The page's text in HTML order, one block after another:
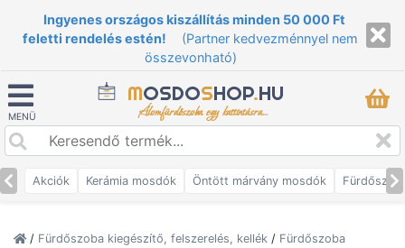
Ingyenes országos kiszállítás minden 50 000 Ft
feletti rendelés estén!
(Partner kedvezménnyel nem
összevonható)
MENÜ
MOSDOSHOP.HU
Álomfürdőszoba egy kattintásra...
Akciók Kerámia mosdók Öntött márvány mosdók
/ Fürdőszoba kiegészítő, felszerelés, kellék / Fürdőszoba